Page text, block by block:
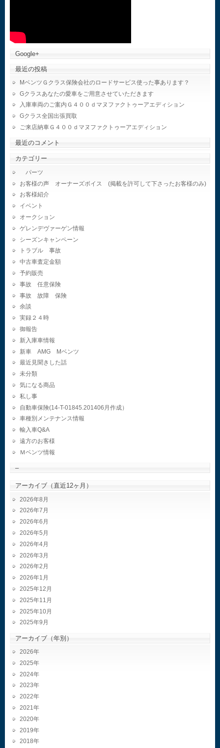
Google+
最近の投稿
MベンツＧクラス保険会社のロードサービス使った事あります？
Gクラスあなたの愛車をご用意させていただきます
入庫車両のご案内Ｇ４００ｄマヌファクトゥーアエディション
Gクラス全国出張買取
ご来店納車Ｇ４００ｄマヌファクトゥーアエディション
最近のコメント
カテゴリー
パーツ
お客様の声 オーナーズボイス (掲載を許可して下さったお客様のみ)
お客様紹介
イベント
オークション
ゲレンデヴァーゲン情報
シーズンキャンペーン
トラブル 事故
中古車査定金額
予約販売
事故 任意保険
事故 故障 保険
余談
実録２４時
御報告
新入庫車情報
新車 AMG Mベンツ
最近見聞きした話
未分類
気になる商品
私し事
自動車保険(14-T-01845.201406月作成）
車種別メンテナンス情報
輸入車Q&A
遠方のお客様
Ｍベンツ情報
–
アーカイブ（直近12ヶ月）
2026年8月
2026年7月
2026年6月
2026年5月
2026年4月
2026年3月
2026年2月
2026年1月
2025年12月
2025年11月
2025年10月
2025年9月
アーカイブ（年別）
2026
2025
2024
2023
2022
2021
2020
2019
2018